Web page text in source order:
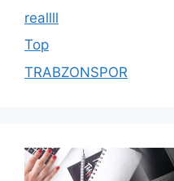
reallll
Top
TRABZONSPOR